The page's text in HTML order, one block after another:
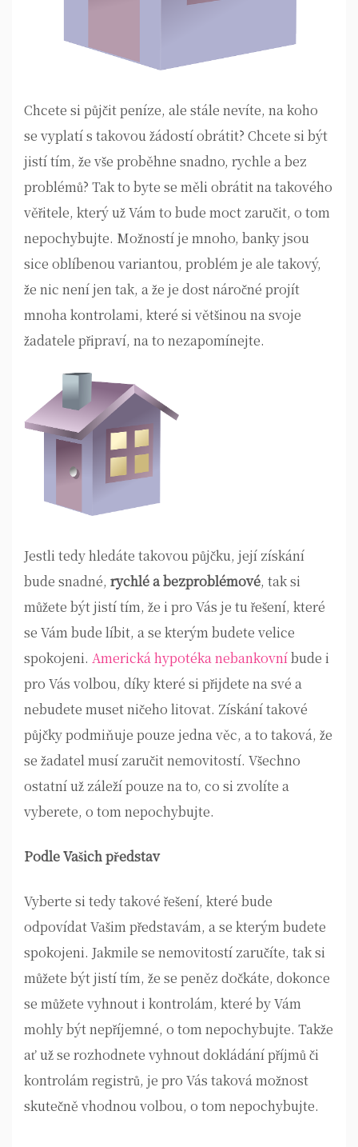
Chcete si půjčit peníze, ale stále nevíte, na koho
se vyplatí s takovou žádostí obrátit? Chcete si být
jistí tím, že vše proběhne snadno, rychle a bez
problémů? Tak to byte se měli obrátit na takového
věřitele, který už Vám to bude moct zaručit, o tom
nepochybujte. Možností je mnoho, banky jsou
sice oblíbenou variantou, problém je ale takový,
že nic není jen tak, a že je dost náročné projít
mnoha kontrolami, které si většinou na svoje
žadatele připraví, na to nezapomínejte.
Jestli tedy hledáte takovou půjčku, její získání
bude snadné, rychlé a bezproblémové, tak si
můžete být jistí tím, že i pro Vás je tu řešení, které
se Vám bude líbit, a se kterým budete velice
spokojeni. Americká hypotéka nebankovníbude i
pro Vás volbou, díky které si přijdete na své a
nebudete muset ničeho litovat. Získání takové
půjčky podmiňuje pouze jedna věc, a to taková, že
se žadatel musí zaručit nemovitostí. Všechno
ostatní už záleží pouze na to, co si zvolíte a
vyberete, o tom nepochybujte.
Podle Vašich představ
Vyberte si tedy takové řešení, které bude
odpovídat Vašim představám, a se kterým budete
spokojeni. Jakmile se nemovitostí zaručíte, tak si
můžete být jistí tím, že se peněz dočkáte, dokonce
se můžete vyhnout i kontrolám, které by Vám
mohly být nepříjemné, o tom nepochybujte. Takže
ať už se rozhodnete vyhnout dokládání příjmů či
kontrolám registrů, je pro Vás taková možnost
skutečně vhodnou volbou, o tom nepochybujte.